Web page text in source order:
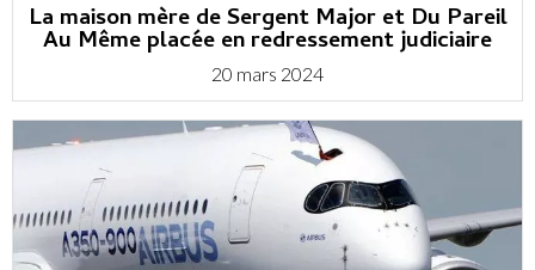
La maison mère de Sergent Major et Du Pareil
Au Même placée en redressement judiciaire
20 mars 2024